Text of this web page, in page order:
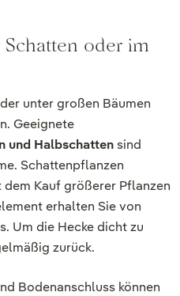
oder im
unter großen Bäumen
Geeignete
und Halbschattensind
Schattenpflanzen
Kauf größerer Pflanzen
erhalten Sie von
Um die Hecke dicht zu
zurück.
Bodenanschluss können